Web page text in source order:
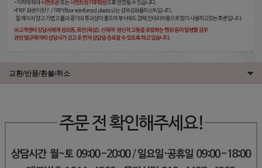
교환/반품/환불/취소